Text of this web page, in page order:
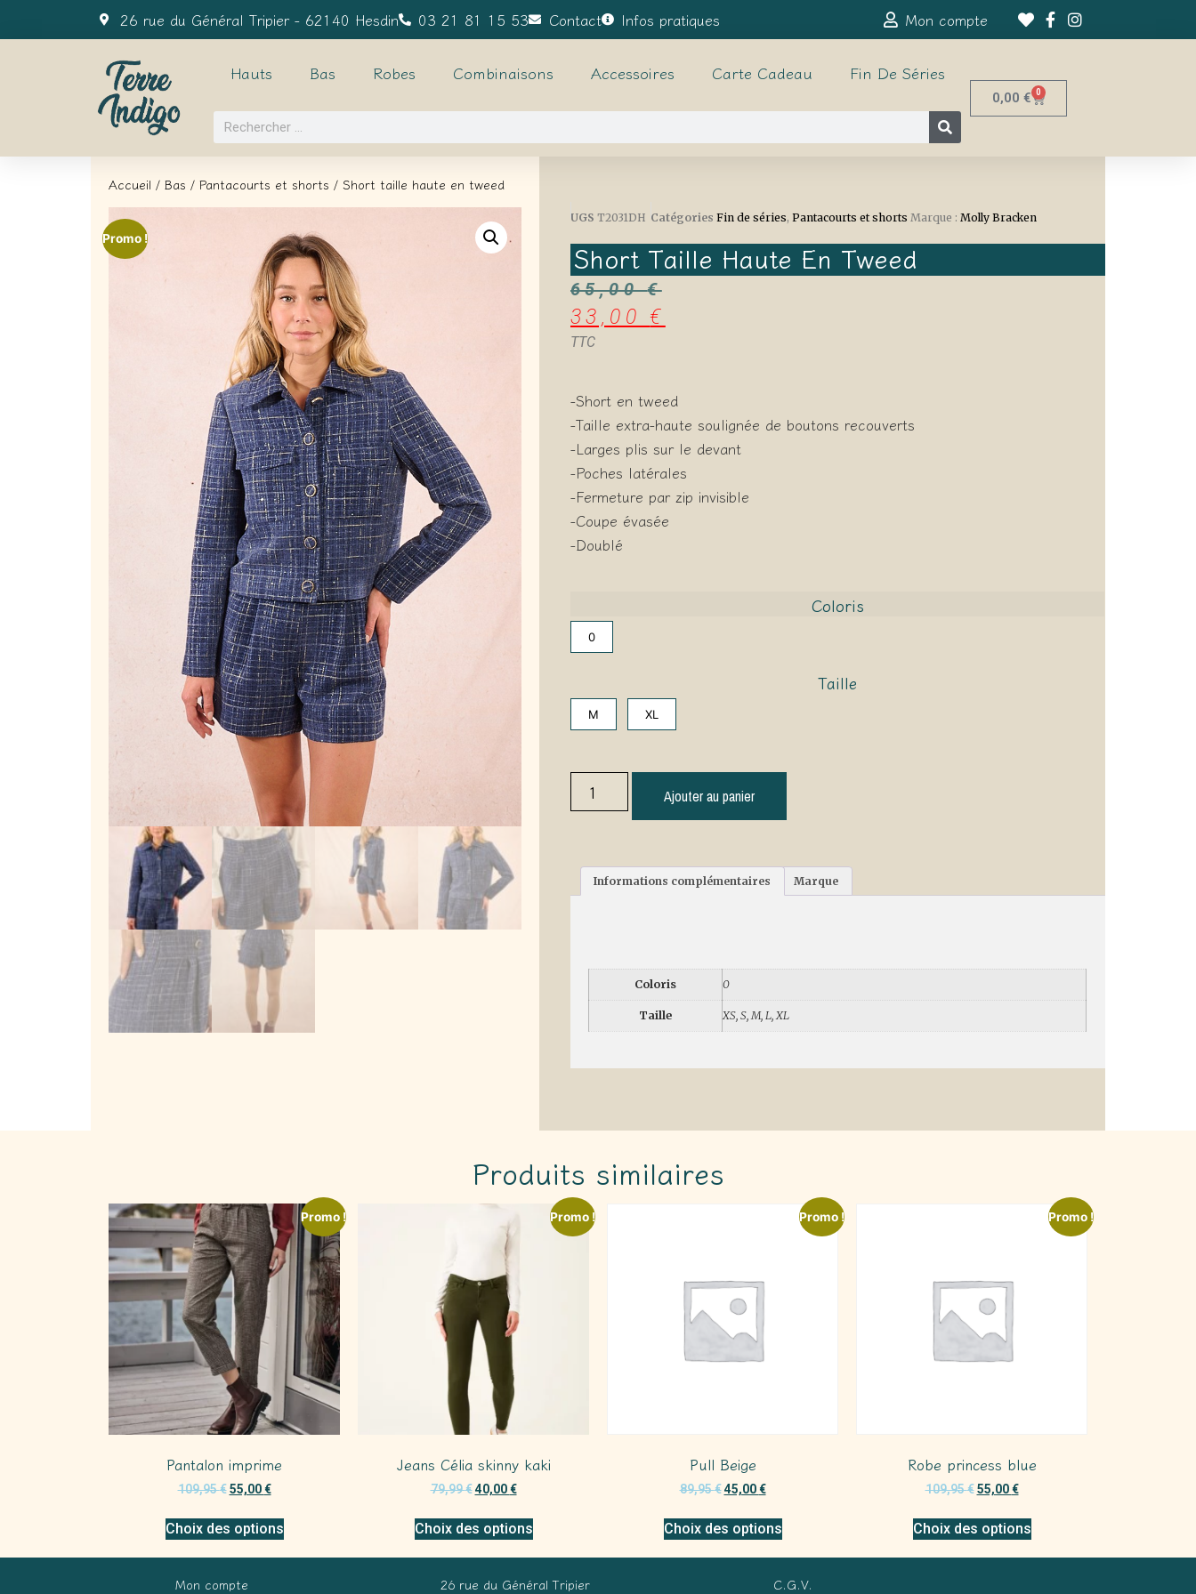
26 rue du Général Tripier - 62140 Hesdin 03 21 81 15 53 Contact Infos pratiques Mon compte
Hauts Bas Robes Combinaisons Accessoires Carte Cadeau Fin De Séries
0,00 € 0
Accueil / Bas / Pantacourts et shorts / Short taille haute en tweed
Promo !
UGS T2031DH Catégories Fin de séries, Pantacourts et shorts Marque : Molly Bracken
Short Taille Haute En Tweed
65,00€
33,00€
TTC
-Short en tweed
-Taille extra-haute soulignée de boutons recouverts
-Larges plis sur le devant
-Poches latérales
-Fermeture par zip invisible
-Coupe évasée
-Doublé
Coloris
0
Taille
M XL
Ajouter au panier
Informations complémentaires Marque
Coloris 0
Taille XS, S, M, L, XL
Produits similaires
Promo !
Pantalon imprime
109,95€ 55,00€
Choix des options
Promo !
Jeans Célia skinny kaki
79,99€ 40,00€
Choix des options
Promo !
Pull Beige
89,95€ 45,00€
Choix des options
Promo !
Robe princess blue
109,95€ 55,00€
Choix des options
Mon compte
26 rue du Général Tripier
C.G.V.